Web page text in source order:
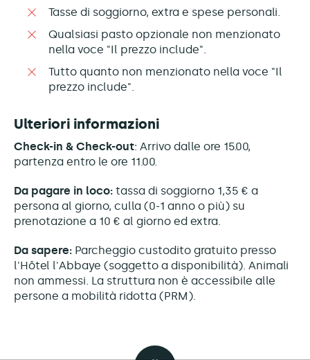
Tasse di soggiorno, extra e spese personali.
Qualsiasi pasto opzionale non menzionato
nella voce "Il prezzo include".
Tutto quanto non menzionato nella voce "Il
prezzo include".
Ulteriori informazioni
Check-in & Check-out: Arrivo dalle ore 15.00,
partenza entro le ore 11.00.
Da pagare in loco: tassa di soggiorno 1,35 € a
persona al giorno, culla (0-1 anno o più) su
prenotazione a 10 € al giorno ed extra.
Da sapere: Parcheggio custodito gratuito presso
l'Hôtel l'Abbaye (soggetto a disponibilità). Animali
non ammessi. La struttura non è accessibile alle
persone a mobilità ridotta (PRM).